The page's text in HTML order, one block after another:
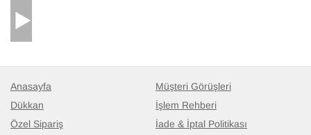
Anasayfa
Dükkan
Özel Sipariş
Müşteri Görüşleri
İşlem Rehberi
İade & İptal Politikası